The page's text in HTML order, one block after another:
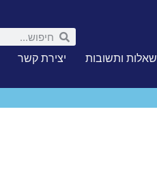
שאלות ותשובות יצירת קשר